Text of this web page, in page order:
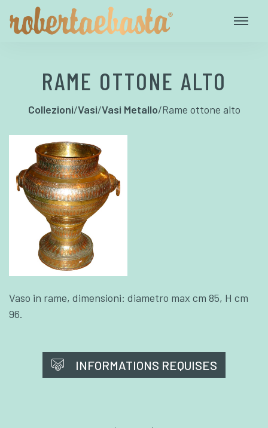
RAME OTTONE ALTO
Collezioni/Vasi/Vasi Metallo/Rame ottone alto
Vaso in rame, dimensioni: diametro max cm 85, H cm
96.
INFORMATIONS REQUISES